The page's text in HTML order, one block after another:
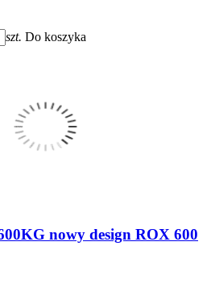
szt. Do koszyka
nowy design ROX 600